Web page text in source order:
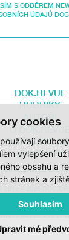
cookies
vylepšení
obsahu a
stránek a
Souhlasím
mé
S ODBĚREM
ÚDAJŮ
DOK.REVUE
RUBRIKY
AUTOŘI
O DOK.REVUE
PODPOŘTE
KONTAKTY
FONDU
HMSDESIGN KÓD: